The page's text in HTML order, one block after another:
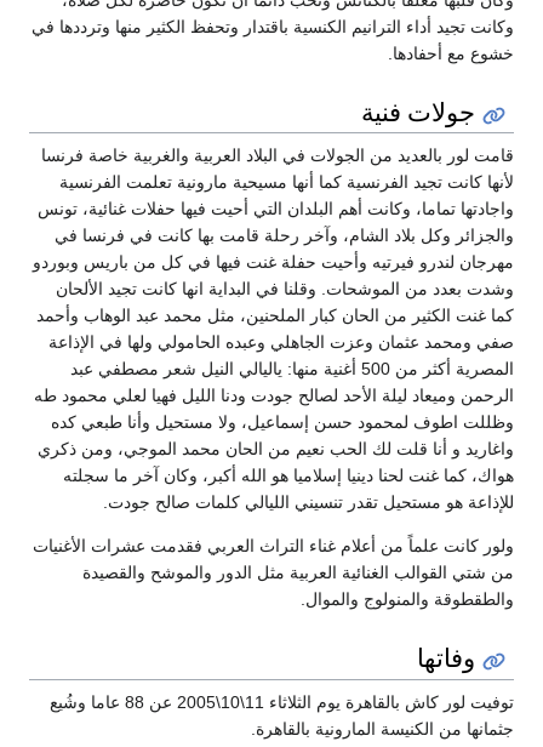
وكانت تجيد أداء الترانيم الكنسية باقتدار وتحفظ الكثير منها وترددها في
خشوع مع أحفادها.
جولات فنية
قامت لور بالعديد من الجولات في البلاد العربية والغربية خاصة فرنسا
لأنها كانت تجيد الفرنسية كما أنها مسيحية مارونية تعلمت الفرنسية
واجادتها تماما، وكانت أهم البلدان التي أحيت فيها حفلات غنائية، تونس
والجزائر وكل بلاد الشام، وآخر رحلة قامت بها كانت في فرنسا في
مهرجان لندرو فيرتيه وأحيت حفلة غنت فيها في كل من باريس وبوردو
وشدت بعدد من الموشحات. وقلنا في البداية انها كانت تجيد الألحان
كما غنت الكثير من الحان كبار الملحنين، مثل محمد عبد الوهاب وأحمد
صفي ومحمد عثمان وعزت الجاهلي وعبده الحامولي ولها في الإذاعة
المصرية أكثر من 500 أغنية منها: ياليالي النيل شعر مصطفي عبد
الرحمن وميعاد ليلة الأحد لصالح جودت ودنا الليل فهيا لعلي محمود طه
وظللت اطوف لمحمود حسن إسماعيل، ولا مستحيل وأنا طبعي كده
واغاريد و أنا قلت لك الحب نعيم من الحان محمد الموجي، ومن ذكري
هواك، كما غنت لحنا دينيا إسلاميا هو الله أكبر، وكان آخر ما سجلته
للإذاعة هو مستحيل تقدر تنسيني الليالي كلمات صالح جودت.
ولور كانت علماً من أعلام غناء التراث العربي فقدمت عشرات الأغنيات
من شتي القوالب الغنائية العربية مثل الدور والموشح والقصيدة
والطقطوقة والمنولوج والموال.
وفاتها
توفيت لور كاش بالقاهرة يوم الثلاثاء 11\10\2005 عن 88 عاما وشُيع
جثمانها من الكنيسة المارونية بالقاهرة.